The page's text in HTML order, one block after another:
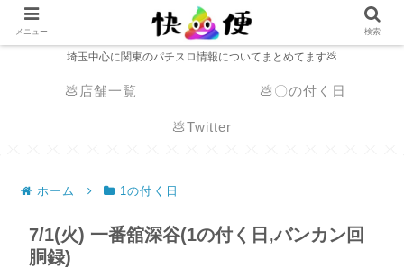
埼玉中心に関東のパチスロ情報についてまとめてます💩
💩店舗一覧 💩〇の付く日
💩Twitter
ホーム 1の付く日
7/1(火) 一番舘深谷(1の付く日,バンカン回
胴録)
メニュー 検索